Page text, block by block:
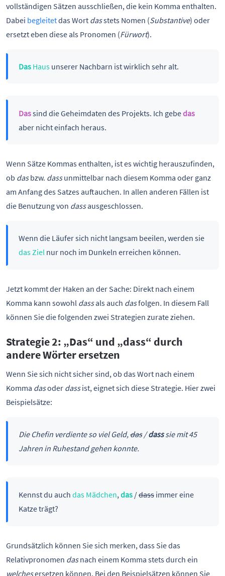
vollständigen Sätzen ausschließen, die kein Komma enthalten.
Dabei begleitetdas Wort dasstets Nomen (Substantive) oder
ersetzt eben diese als Pronomen (Fürwort).
DasHausunserer Nachbarn ist wirklich sehr alt.
Dassind die Geheimdaten des Projekts. Ich gebedas
aber nicht einfach heraus.
Wenn Sätze Kommas enthalten, ist es wichtig herauszufinden,
ob dasbzw. dassunmittelbar nach diesem Komma oder ganz
am Anfang des Satzes auftauchen. In allen anderen Fällen ist
die Benutzung von dassausgeschlossen.
Wenn die Läufer sich nicht langsam beeilen, werden sie
das Zielnur noch im Dunkeln erreichen können.
Jetzt kommt der Haken an der Sache: Direkt nach einem
Komma kann sowohl dassals auch dasfolgen. In diesem Fall
können Sie die folgenden zwei Strategien zurate ziehen.
Strategie 2: „Das“ und „dass“ durch
andere Wörter ersetzen
Wenn Sie sich nicht sicher sind, ob das Wort nach einem
Komma dasoder dassist, eignet sich diese Strategie. Hier zwei
Beispielsätze:
Die Chefin verdiente so viel Geld,das/dasssie mit 45
Jahren in Ruhestand gehen konnte.
Kennst du auch das Mädchen,das/dassimmer eine
Katze trägt?
Grundsätzlich können Sie sich merken, dass Sie das
Relativpronomen dasnach einem Komma stets durch ein
welchesersetzen können. Bei den Beispielsätzen können Sie